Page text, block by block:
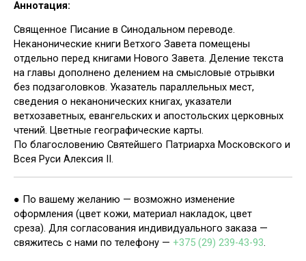
Аннотация:
Священное Писание в Синодальном переводе.
Неканонические книги Ветхого Завета помещены
отдельно перед книгами Нового Завета. Деление текста
на главы дополнено делением на смысловые отрывки
без подзаголовков. Указатель параллельных мест,
сведения о неканонических книгах, указатели
ветхозаветных, евангельских и апостольских церковных
чтений. Цветные географические карты.
По благословению Святейшего Патриарха Московского и
Всея Руси Алексия II.
● По вашему желанию — возможно изменение
оформления (цвет кожи, материал накладок, цвет
среза). Для согласования индивидуального заказа —
свяжитесь с нами по телефону — +375 (29) 239-43-93.